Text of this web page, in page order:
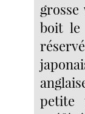
boit
petite